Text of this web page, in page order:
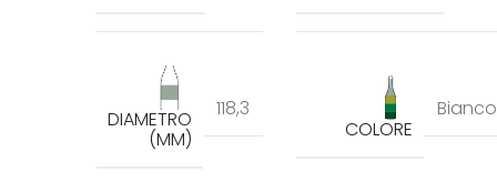
DIAMETRO
(MM)
118,3
COLORE
Bianco